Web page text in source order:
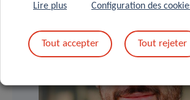
Lire plus Configuration des
Tout accepter Tout rejeter